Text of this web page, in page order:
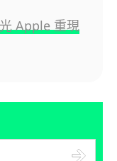
Apple 重現